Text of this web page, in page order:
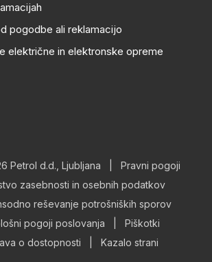
pogodbe ali reklamacijo
električne in elektronske opreme
Petrol d.d., Ljubljana
Pravni pogoji
zasebnosti in osebnih podatkov
reševanje potrošniških sporov
pogoji poslovanja
Piškotki
o dostopnosti Kazalo strani